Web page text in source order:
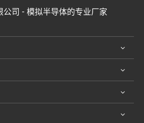
公司 - 模拟半导体的专业厂家